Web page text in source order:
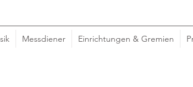
Messdiener Einrichtungen & Gremien